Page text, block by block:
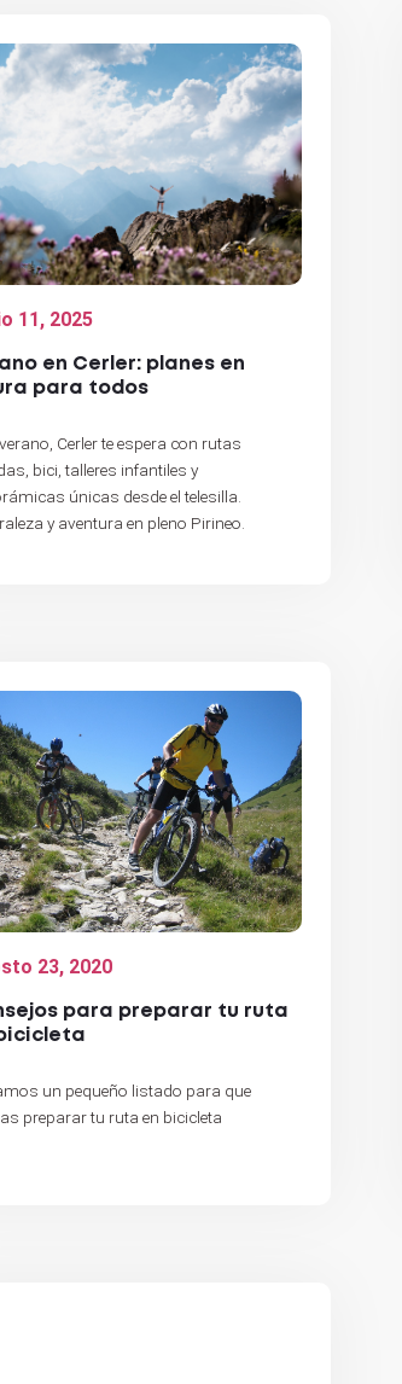
11, 2025
en Cerler: planes en
para todos
Cerler te espera con rutas
bici, talleres infantiles y
únicas desde el telesilla.
y aventura en pleno Pirineo.
23, 2020
para preparar tu ruta
un pequeño listado para que
preparar tu ruta en bicicleta